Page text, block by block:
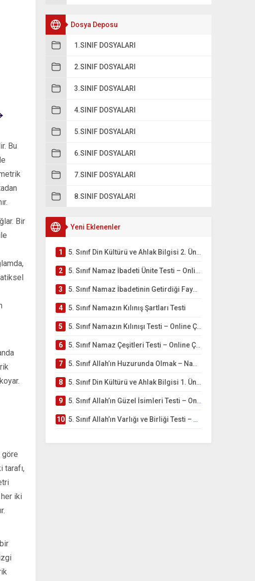
Dosya Deposu
1.SINIF DOSYALARI
2.SINIF DOSYALARI
3.SINIF DOSYALARI
4.SINIF DOSYALARI
5.SINIF DOSYALARI
6.SINIF DOSYALARI
7.SINIF DOSYALARI
8.SINIF DOSYALARI
Yeni Eklenenler
1 5. Sınıf Din Kültürü ve Ahlak Bilgisi 2. Ünite: Namaz İbadeti Çalışmaları
2 5. Sınıf Namaz İbadeti Ünite Testi – Online Çöz
3 5. Sınıf Namaz İbadetinin Getirdiği Faydalar Testi
4 5. Sınıf Namazın Kılınış Şartları Testi
5 5. Sınıf Namazın Kılınışı Testi – Online Çöz
6 5. Sınıf Namaz Çeşitleri Testi – Online Çöz
7 5. Sınıf Allah’ın Huzurunda Olmak – Namaz İbadeti Testi
8 5. Sınıf Din Kültürü ve Ahlak Bilgisi 1. Ünite: Allah İnancı Çalışmaları
9 5. Sınıf Allah’ın Güzel İsimleri Testi – Online Çöz
10 5. Sınıf Allah’ın Varlığı ve Birliği Testi – Online Çöz
D
Bu
Bir
göre
tarafı,
iki